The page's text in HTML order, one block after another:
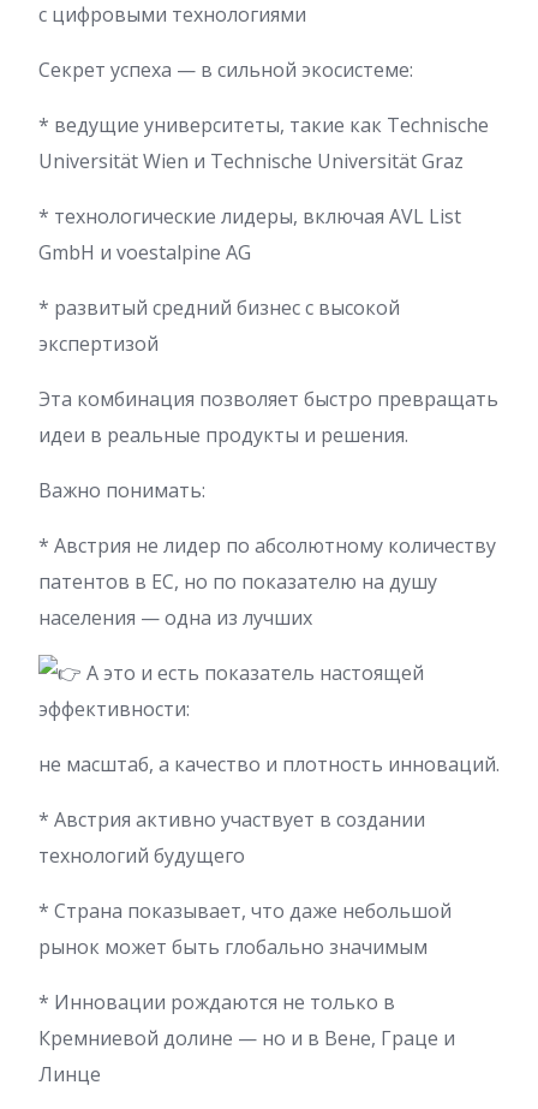
с цифровыми технологиями
Секрет успеха — в сильной экосистеме:
* ведущие университеты, такие как Technische
Universität Wien и Technische Universität Graz
* технологические лидеры, включая AVL List
GmbH и voestalpine AG
* развитый средний бизнес с высокой
экспертизой
Эта комбинация позволяет быстро превращать
идеи в реальные продукты и решения.
Важно понимать:
* Австрия не лидер по абсолютному количеству
патентов в ЕС, но по показателю на душу
населения — одна из лучших
А это и есть показатель настоящей
эффективности:
не масштаб, а качество и плотность инноваций.
* Австрия активно участвует в создании
технологий будущего
* Страна показывает, что даже небольшой
рынок может быть глобально значимым
* Инновации рождаются не только в
Кремниевой долине — но и в Вене, Граце и
Линце